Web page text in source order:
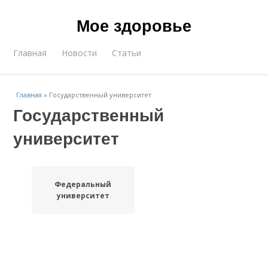
Мое здоровье
Главная Новости Статьи
Главная » Государственный университет
Государственный
университет
Федеральный
университет